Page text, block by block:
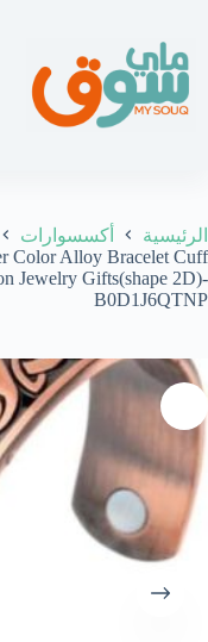
المحتوى
الرئيسية
أكسسوارات
Color Alloy Bracelet Cuff
Jewelry Gifts(shape 2D)-
B0D1J6QTNP